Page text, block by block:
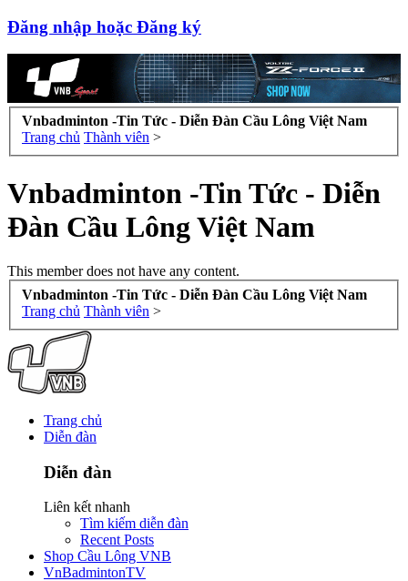
Đăng nhập hoặc Đăng ký
Vnbadminton -Tin Tức - Diễn Đàn Cầu Lông Việt Nam
Trang chủ Thành viên >
Vnbadminton -Tin Tức - Diễn
Đàn Cầu Lông Việt Nam
This member does not have any content.
Vnbadminton -Tin Tức - Diễn Đàn Cầu Lông Việt Nam
Trang chủ Thành viên >
Trang chủ
Diễn đàn
Diễn đàn
Liên kết nhanh
Tìm kiếm diễn đàn
Recent Posts
Shop Cầu Lông VNB
VnBadmintonTV